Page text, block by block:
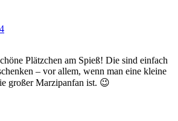
Plätzchen am Spieß! Die sind einfach
– vor allem, wenn man eine kleine
großer Marzipanfan ist. 😉